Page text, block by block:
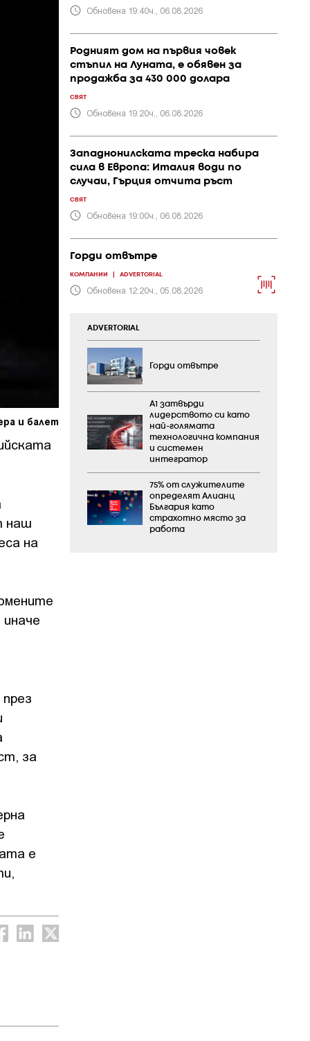
и балет
наш
на
за
е
Обновена 19:40ч., 06.08.2026
Родният дом на първия човек
стъпил на Луната, е обявен за
продажба за 430 000 долара
СВЯТ
Обновена 19:20ч., 06.08.2026
Западнонилската треска набира
сила в Европа: Италия води по
случаи, Гърция отчита ръст
СВЯТ
Обновена 19:00ч., 06.08.2026
Горди отвътре
КОМПАНИИ ADVERTORIAL
Обновена 12:20ч., 05.08.2026
ADVERTORIAL
Горди отвътре
А1 затвърди
лидерството си като
най-голямата
технологична компания
и системен
интегратор
75% от служителите
определят Алианц
България като
страхотно място за
работа